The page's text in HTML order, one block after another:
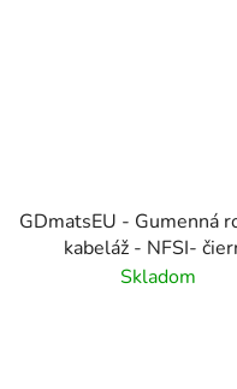
GDmatsEU - Gumenná
kabeláž - NFSI-
Skladom